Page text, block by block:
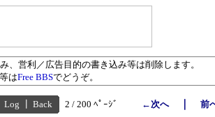
、営利／広告目的の書き込み等は削除します。
はFree BBSでどうぞ。
Log Back 2 / 200 ﾍﾟｰｼﾞ ←次へ｜ 前